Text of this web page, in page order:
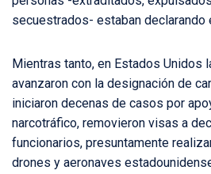
secuestrados- estaban declarando
Mientras tanto, en Estados Unidos
avanzaron con la designación de
iniciaron decenas de casos por
narcotráfico, removieron visas a
funcionarios, presuntamente
drones y aeronaves